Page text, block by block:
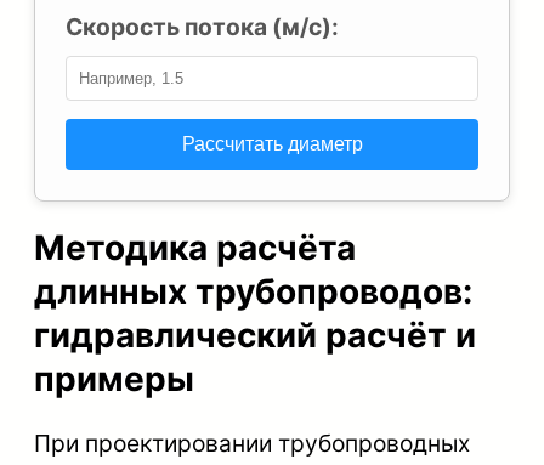
Скорость потока (м/с):
Методика расчёта
длинных трубопроводов:
гидравлический расчёт и
примеры
При проектировании трубопроводных